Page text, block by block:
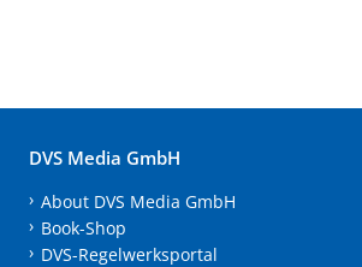
DVS Media GmbH
About DVS Media GmbH
Book-Shop
DVS-Regelwerksportal